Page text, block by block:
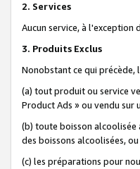
2. Services
Aucun service, à l'exception
3. Produits Exclus
Nonobstant ce qui précède,
(a) tout produit ou service
Product Ads » ou vendu sur
(b) toute boisson alcoolisée
des boissons alcoolisées,
(c) les préparations pour